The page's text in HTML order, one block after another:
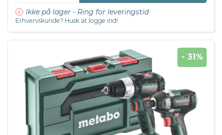
Ikke på lager - Ring for leveringstid
Erhvervskunde? Husk at logge ind!
- 31%